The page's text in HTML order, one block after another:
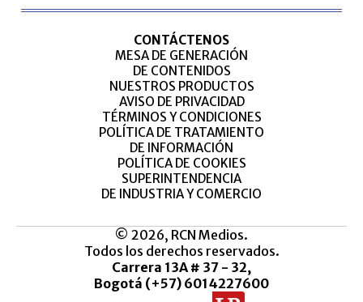
CONTÁCTENOS
MESA DE GENERACIÓN
DE CONTENIDOS
NUESTROS PRODUCTOS
AVISO DE PRIVACIDAD
TÉRMINOS Y CONDICIONES
POLÍTICA DE TRATAMIENTO
DE INFORMACIÓN
POLÍTICA DE COOKIES
SUPERINTENDENCIA
DE INDUSTRIA Y COMERCIO
© 2026, RCN Medios.
Todos los derechos reservados.
Carrera 13A # 37 - 32,
Bogotá (+57) 6014227600